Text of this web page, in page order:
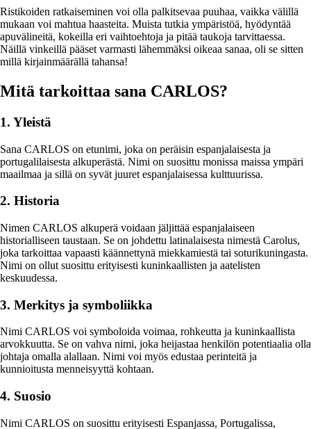
Ristikoiden ratkaiseminen voi olla palkitsevaa puuhaa, vaikka välillä
mukaan voi mahtua haasteita. Muista tutkia ympäristöä, hyödyntää
apuvälineitä, kokeilla eri vaihtoehtoja ja pitää taukoja tarvittaessa.
Näillä vinkeillä pääset varmasti lähemmäksi oikeaa sanaa, oli se sitten
millä kirjainmäärällä tahansa!
Mitä tarkoittaa sana CARLOS?
1. Yleistä
Sana CARLOS on etunimi, joka on peräisin espanjalaisesta ja
portugalilaisesta alkuperästä. Nimi on suosittu monissa maissa ympäri
maailmaa ja sillä on syvät juuret espanjalaisessa kulttuurissa.
2. Historia
Nimen CARLOS alkuperä voidaan jäljittää espanjalaiseen
historialliseen taustaan. Se on johdettu latinalaisesta nimestä Carolus,
joka tarkoittaa vapaasti käännettynä miekkamiestä tai soturikuningasta.
Nimi on ollut suosittu erityisesti kuninkaallisten ja aatelisten
keskuudessa.
3. Merkitys ja symboliikka
Nimi CARLOS voi symboloida voimaa, rohkeutta ja kuninkaallista
arvokkuutta. Se on vahva nimi, joka heijastaa henkilön potentiaalia olla
johtaja omalla alallaan. Nimi voi myös edustaa perinteitä ja
kunnioitusta menneisyyttä kohtaan.
4. Suosio
Nimi CARLOS on suosittu erityisesti Espanjassa, Portugalissa,